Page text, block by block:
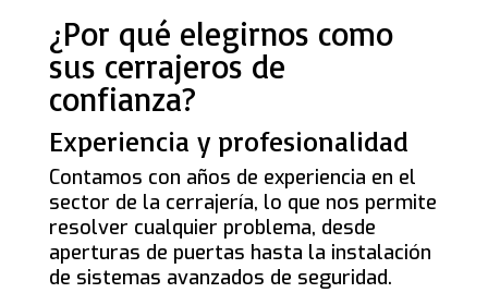
¿Por qué elegirnos como
sus cerrajeros de
confianza?
Experiencia y profesionalidad
Contamos con años de experiencia en el
sector de la cerrajería, lo que nos permite
resolver cualquier problema, desde
aperturas de puertas hasta la instalación
de sistemas avanzados de seguridad.